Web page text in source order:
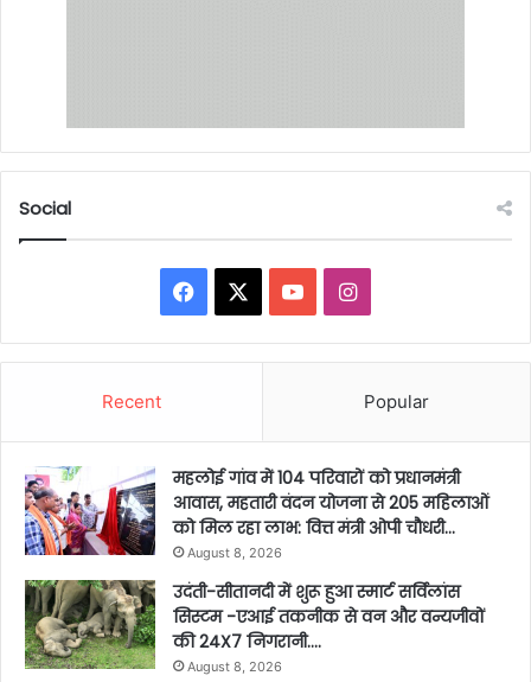
Social
Facebook YouTubeInstagram
Recent Popular
महलोई गांव में 104 परिवारों को प्रधानमंत्री
आवास, महतारी वंदन योजना से 205 महिलाओं
को मिल रहा लाभ: वित्त मंत्री ओपी चौधरी…
August 8, 2026
उदंती-सीतानदी में शुरू हुआ स्मार्ट सर्विलांस
सिस्टम -एआई तकनीक से वन और वन्यजीवों
की 24X7 निगरानी….
August 8, 2026